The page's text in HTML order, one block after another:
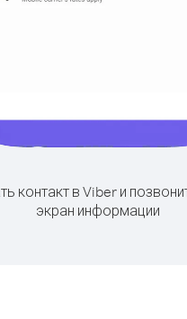
контакт в Viber и
экран информации